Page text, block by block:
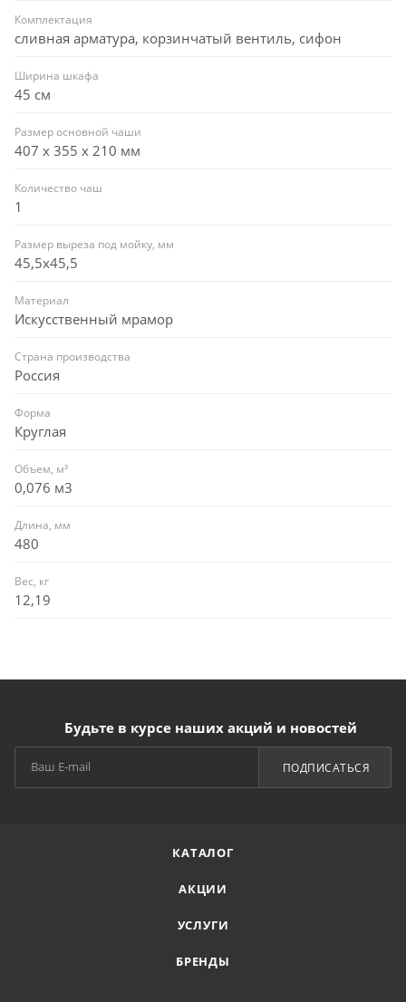
Комплектация
сливная арматура, корзинчатый вентиль, сифон
Ширина шкафа
45 см
Размер основной чаши
407 х 355 х 210 мм
Количество чаш
1
Размер выреза под мойку, мм
45,5x45,5
Материал
Искусственный мрамор
Страна производства
Россия
Форма
Круглая
Объем, м³
0,076 м3
Длина, мм
480
Вес, кг
12,19
Будьте в курсе наших акций и новостей
ПОДПИСАТЬСЯ
КАТАЛОГ
АКЦИИ
УСЛУГИ
БРЕНДЫ